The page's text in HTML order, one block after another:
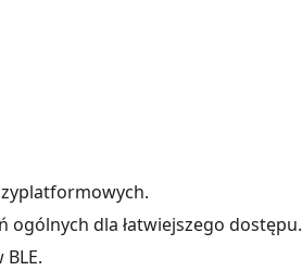
dla łatwiejszego dostępu.